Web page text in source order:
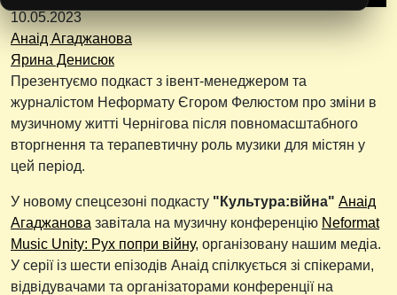
10.05.2023
Анаід Агаджанова
Ярина Денисюк
Презентуємо подкаст з івент-менеджером та
журналістом Неформату Єгором Фелюстом про зміни в
музичному житті Чернігова після повномасштабного
вторгнення та терапевтичну роль музики для містян у
цей період.
У новому спецсезоні подкасту "Культура:війна" Анаід
Агаджанова завітала на музичну конференцію Neformat
Music Unity: Рух попри війну, організовану нашим медіа.
У серії із шести епізодів Анаід спілкується зі спікерами,
відвідувачами та організаторами конференції на